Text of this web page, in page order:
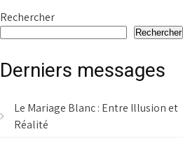
Rechercher
Rechercher
Derniers messages
Le Mariage Blanc : Entre Illusion et
Réalité